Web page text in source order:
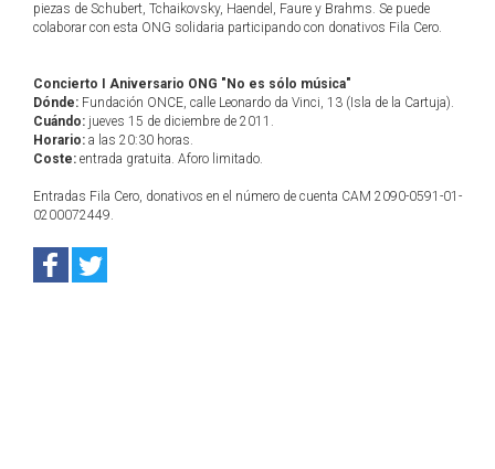
piezas de Schubert, Tchaikovsky, Haendel, Faure y Brahms. Se puede
colaborar con esta ONG solidaria participando con donativos Fila Cero.
Concierto I Aniversario ONG "No es sólo música"
Dónde: Fundación ONCE, calle Leonardo da Vinci, 13 (Isla de la Cartuja).
Cuándo: jueves 15 de diciembre de 2011.
Horario: a las 20:30 horas.
Coste: entrada gratuita. Aforo limitado.
Entradas Fila Cero, donativos en el número de cuenta CAM 2090-0591-01-
0200072449.